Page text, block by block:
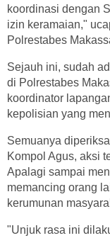
koordinasi dengan
izin keramaian,"
Polrestabes
Sejauh ini, sudah
di Polrestabes
koordinator
kepolisian yang
Semuanya
Kompol Agus, aksi
Apalagi sampai
memancing orang
kerumunan
"Unjuk rasa ini